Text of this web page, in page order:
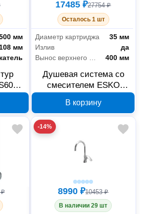
мм
108 мм
17485 ₽27754 ₽
Осталось 1 шт
Диаметр картриджа
35 мм
Излив
да
400 мм
Душевая система со
смесителем ESKO
В корзину
₽
-14%
8990 ₽10453 ₽
В наличии 29 шт